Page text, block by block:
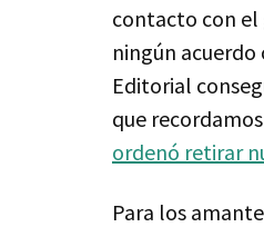
contacto con el
ningún
Editorial
que
ordenó retirar
Para los